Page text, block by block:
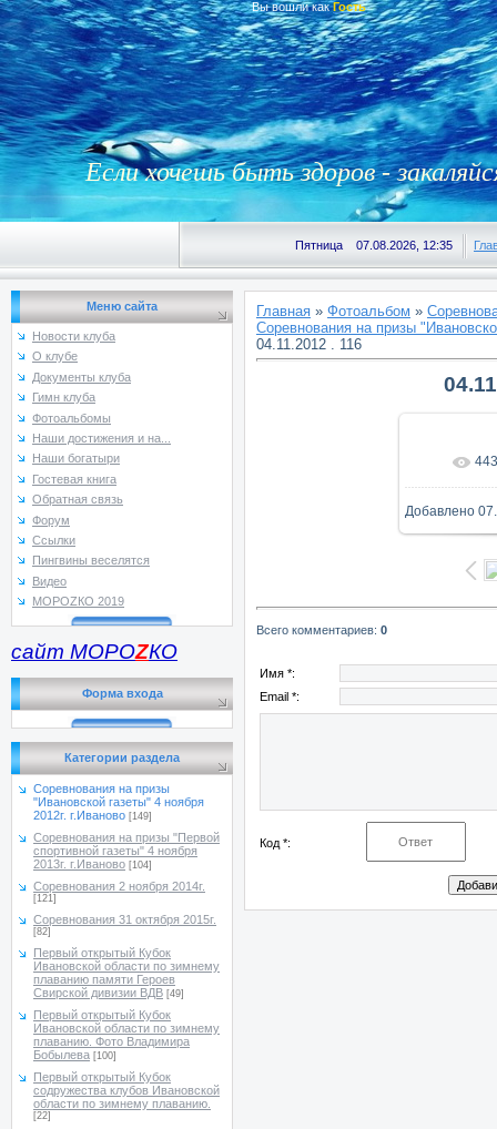
Вы вошли как Гость
Если хочешь быть здоров -
Пятница 07.08.2026, 12:35
Меню сайта
Новости клуба
О клубе
Документы клуба
Гимн клуба
Фотоальбомы
Наши достижения и на...
Наши богатыри
Гостевая книга
Обратная связь
Форум
Ссылки
Пингвины веселятся
Видео
МОРОZКО 2019
сайт МОРОZКО
Форма входа
Категории раздела
Соревнования на призы
"Ивановской газеты" 4 ноября
2012г. г.Иваново [149]
Соревнования на призы "Первой
спортивной газеты" 4 ноября
2013г. г.Иваново [104]
Соревнования 2 ноября 2014г.
[121]
Соревнования 31 октября 2015г.
[82]
Первый открытый Кубок
Ивановской области по зимнему
плаванию памяти Героев
Свирской дивизии ВДВ [49]
Первый открытый Кубок
Ивановской области по зимнему
плаванию. Фото Владимира
Бобылева [100]
Первый открытый Кубок
содружества клубов Ивановской
области по зимнему плаванию.
[22]
Главная » Фотоальбом »
Соревнования на призы
04.11.2012 . 116
В 443
Добавлено
Всего комментариев: 0
Имя *:
Email *:
Код *: